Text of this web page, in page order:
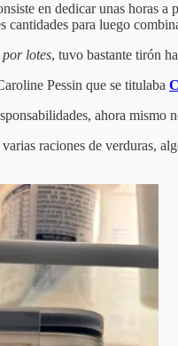
en dedicar unas horas
para luego
lotes, tuvo bastante tirón
Pessin que se titulaba
ahora mismo
raciones de verduras,